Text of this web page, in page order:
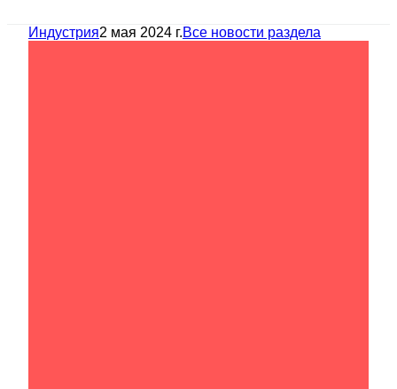
Индустрия2 мая 2024 г.Все новости раздела